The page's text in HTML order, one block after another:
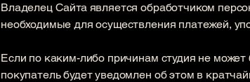
​Владелец Сайта является обработчиком
необходимые для осуществления платежей,
​Если по каким-либо причинам студия не
покупатель будет уведомлен об этом в